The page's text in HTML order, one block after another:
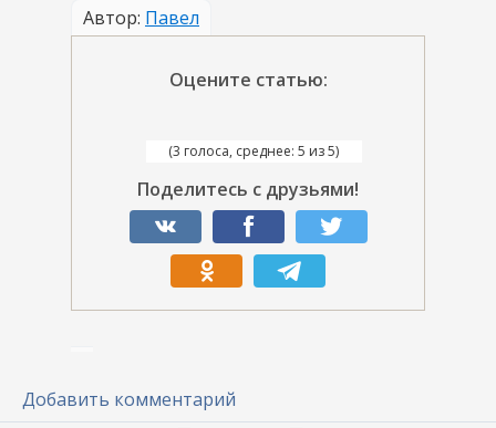
Автор: Павел
Оцените статью:
(3 голоса, среднее: 5 из 5)
Поделитесь с друзьями!
Добавить комментарий